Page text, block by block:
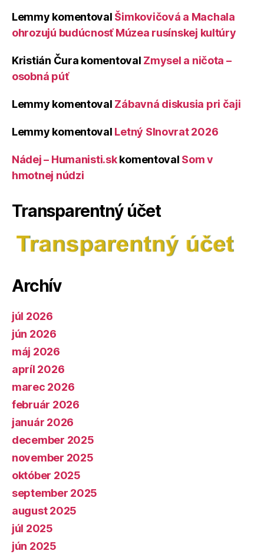
Lemmy komentoval Šimkovičová a Machala
ohrozujú budúcnosť Múzea rusínskej kultúry
Kristián Čura komentoval Zmysel a ničota –
osobná púť
Lemmy komentoval Zábavná diskusia pri čaji
Lemmy komentoval Letný Slnovrat 2026
Nádej – Humanisti.skkomentoval Som v
hmotnej núdzi
Transparentný účet
Archív
júl 2026
jún 2026
máj 2026
apríl 2026
marec 2026
február 2026
január 2026
december 2025
november 2025
október 2025
september 2025
august 2025
júl 2025
jún 2025